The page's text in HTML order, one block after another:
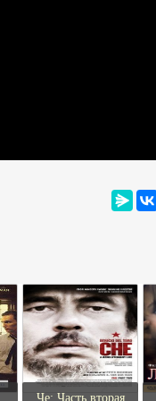
Че: Часть вторая